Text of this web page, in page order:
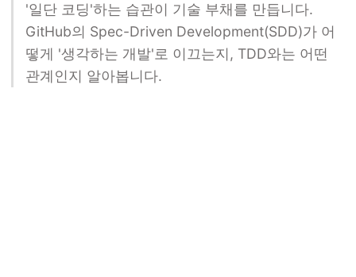
'일단 코딩'하는 습관이 기술 부채를 만듭니다.
GitHub의 Spec-Driven Development(SDD)가 어
떻게 '생각하는 개발'로 이끄는지, TDD와는 어떤
관계인지 알아봅니다.